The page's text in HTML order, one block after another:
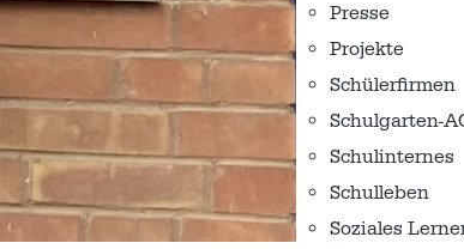
Presse
Projekte
Schülerfirmen
Schulgarten-
Schulinternes
Schulleben
Soziales